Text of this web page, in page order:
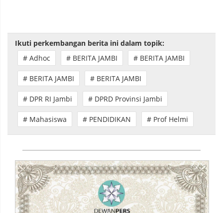
Ikuti perkembangan berita ini dalam topik:
# Adhoc
# BERITA JAMBI # BERITA JAMBI
# BERITA JAMBI # BERITA JAMBI
# DPR RI Jambi # DPRD Provinsi Jambi
# Mahasiswa # PENDIDIKAN # Prof Helmi